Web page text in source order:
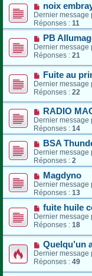
noix
Dernier message
Réponses : 11
PB
Dernier message
Réponses : 21
Fuite au
Dernier message
Réponses : 22
RADIO
Dernier message
Réponses : 14
BSA
Dernier message
Réponses : 2
Magdyno
Dernier message
Réponses : 13
fuite huile
Dernier message
Réponses : 18
Quelqu’un
Dernier message
Réponses : 49